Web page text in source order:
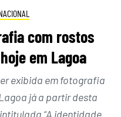
com rostos
em Lagoa
exibida em fotografia
já a partir desta
“A identidade